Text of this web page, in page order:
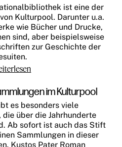
ist eine der
Kulturpool. Darunter u.a.
wie Bücher und Drucke,
sind, aber beispielsweise
zur Geschichte der
im Kulturpool
es besonders viele
über die Jahrhunderte
Ab sofort ist auch das Stift
Sammlungen in dieser
Kustos Pater Roman